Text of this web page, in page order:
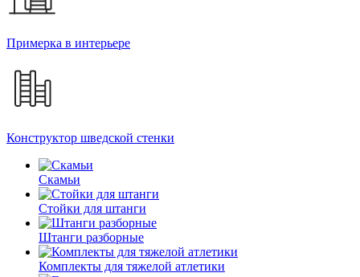
Примерка в интерьере
Конструктор шведской стенки
Скамьи
Стойки для штанги
Штанги разборные
Комплекты для тяжелой атлетики